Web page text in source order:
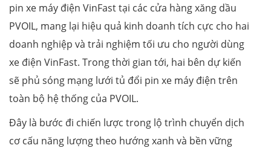
pin xe máy điện VinFast tại các cửa hàng xăng dầu
PVOIL, mang lại hiệu quả kinh doanh tích cực cho hai
doanh nghiệp và trải nghiệm tối ưu cho người dùng
xe điện VinFast. Trong thời gian tới, hai bên dự kiến
sẽ phủ sóng mạng lưới tủ đổi pin xe máy điện trên
toàn bộ hệ thống của PVOIL.
Đây là bước đi chiến lược trong lộ trình chuyển dịch
cơ cấu năng lượng theo hướng xanh và bền vững